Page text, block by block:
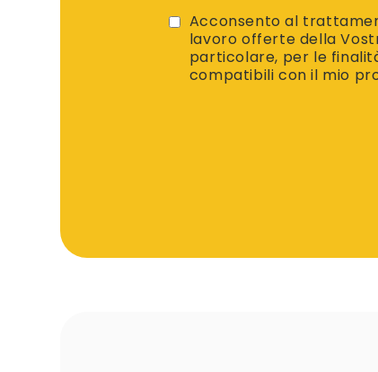
Acconsento al
lavoro offerte della
particolare, per le
compatibili con il mio